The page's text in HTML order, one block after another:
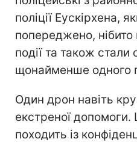
поліції Еускірхена,
попереджено, нібито
події та також стали
щонайменше одного
Один дрон навіть
екстреної допомоги.
походить із